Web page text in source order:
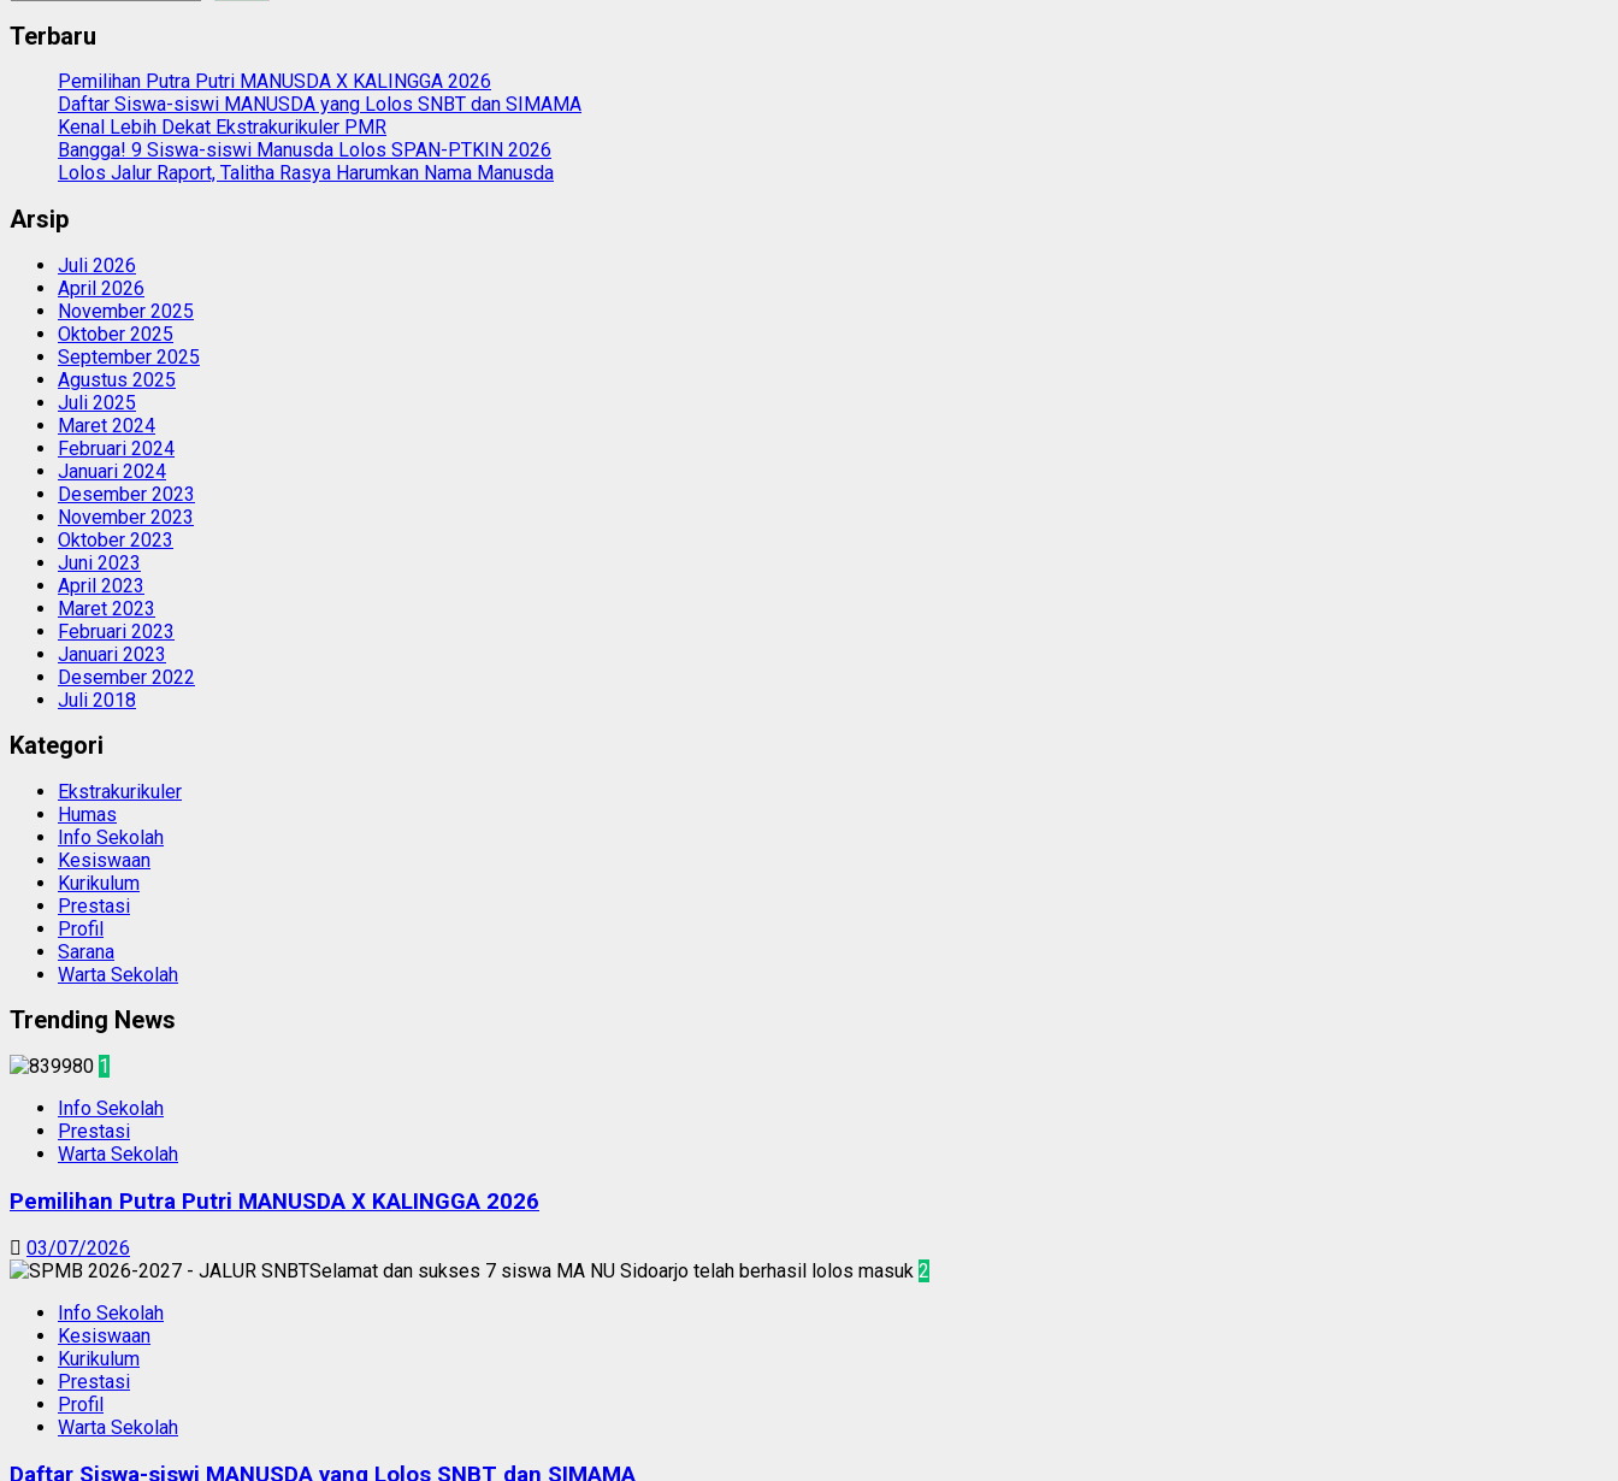
Terbaru
Pemilihan Putra Putri MANUSDA X KALINGGA 2026
Daftar Siswa-siswi MANUSDA yang Lolos SNBT dan SIMAMA
Kenal Lebih Dekat Ekstrakurikuler PMR
Bangga! 9 Siswa-siswi Manusda Lolos SPAN-PTKIN 2026
Lolos Jalur Raport, Talitha Rasya Harumkan Nama Manusda
Arsip
Juli 2026
April 2026
November 2025
Oktober 2025
September 2025
Agustus 2025
Juli 2025
Maret 2024
Februari 2024
Januari 2024
Desember 2023
November 2023
Oktober 2023
Juni 2023
April 2023
Maret 2023
Februari 2023
Januari 2023
Desember 2022
Juli 2018
Kategori
Ekstrakurikuler
Humas
Info Sekolah
Kesiswaan
Kurikulum
Prestasi
Profil
Sarana
Warta Sekolah
Trending News
1
Info Sekolah
Prestasi
Warta Sekolah
Pemilihan Putra Putri MANUSDA X KALINGGA 2026
03/07/2026
2
Info Sekolah
Kesiswaan
Kurikulum
Prestasi
Profil
Warta Sekolah
Daftar Siswa-siswi MANUSDA yang Lolos SNBT dan SIMAMA